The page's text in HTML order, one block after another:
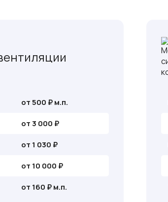
от 500 ₽ м.п.
от 3 000 ₽
от 1 030 ₽
от 10 000 ₽
от 160 ₽ м.п.